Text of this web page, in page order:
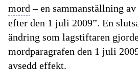
mord – en sammanställning
efter den 1 juli 2009”. En
ändring som lagstiftaren
mordparagrafen den 1 juli
avsedd effekt.